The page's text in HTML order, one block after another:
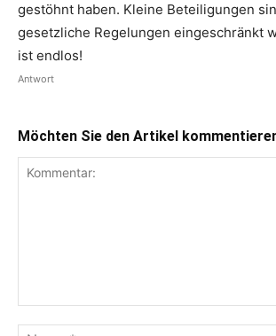
gestöhnt haben. Kleine Beteiligungen
gesetzliche Regelungen eingeschränkt
ist endlos!
Antwort
Möchten Sie den Artikel